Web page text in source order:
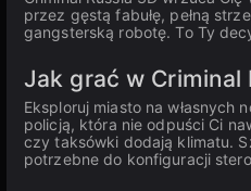
przez gęstą fabułę, pełną
gangsterską robotę. To Ty
Jak grać w Criminal
Eksploruj miasto na
policją, która nie odpuści Ci
czy taksówki dodają klimatu.
potrzebne do konfiguracji